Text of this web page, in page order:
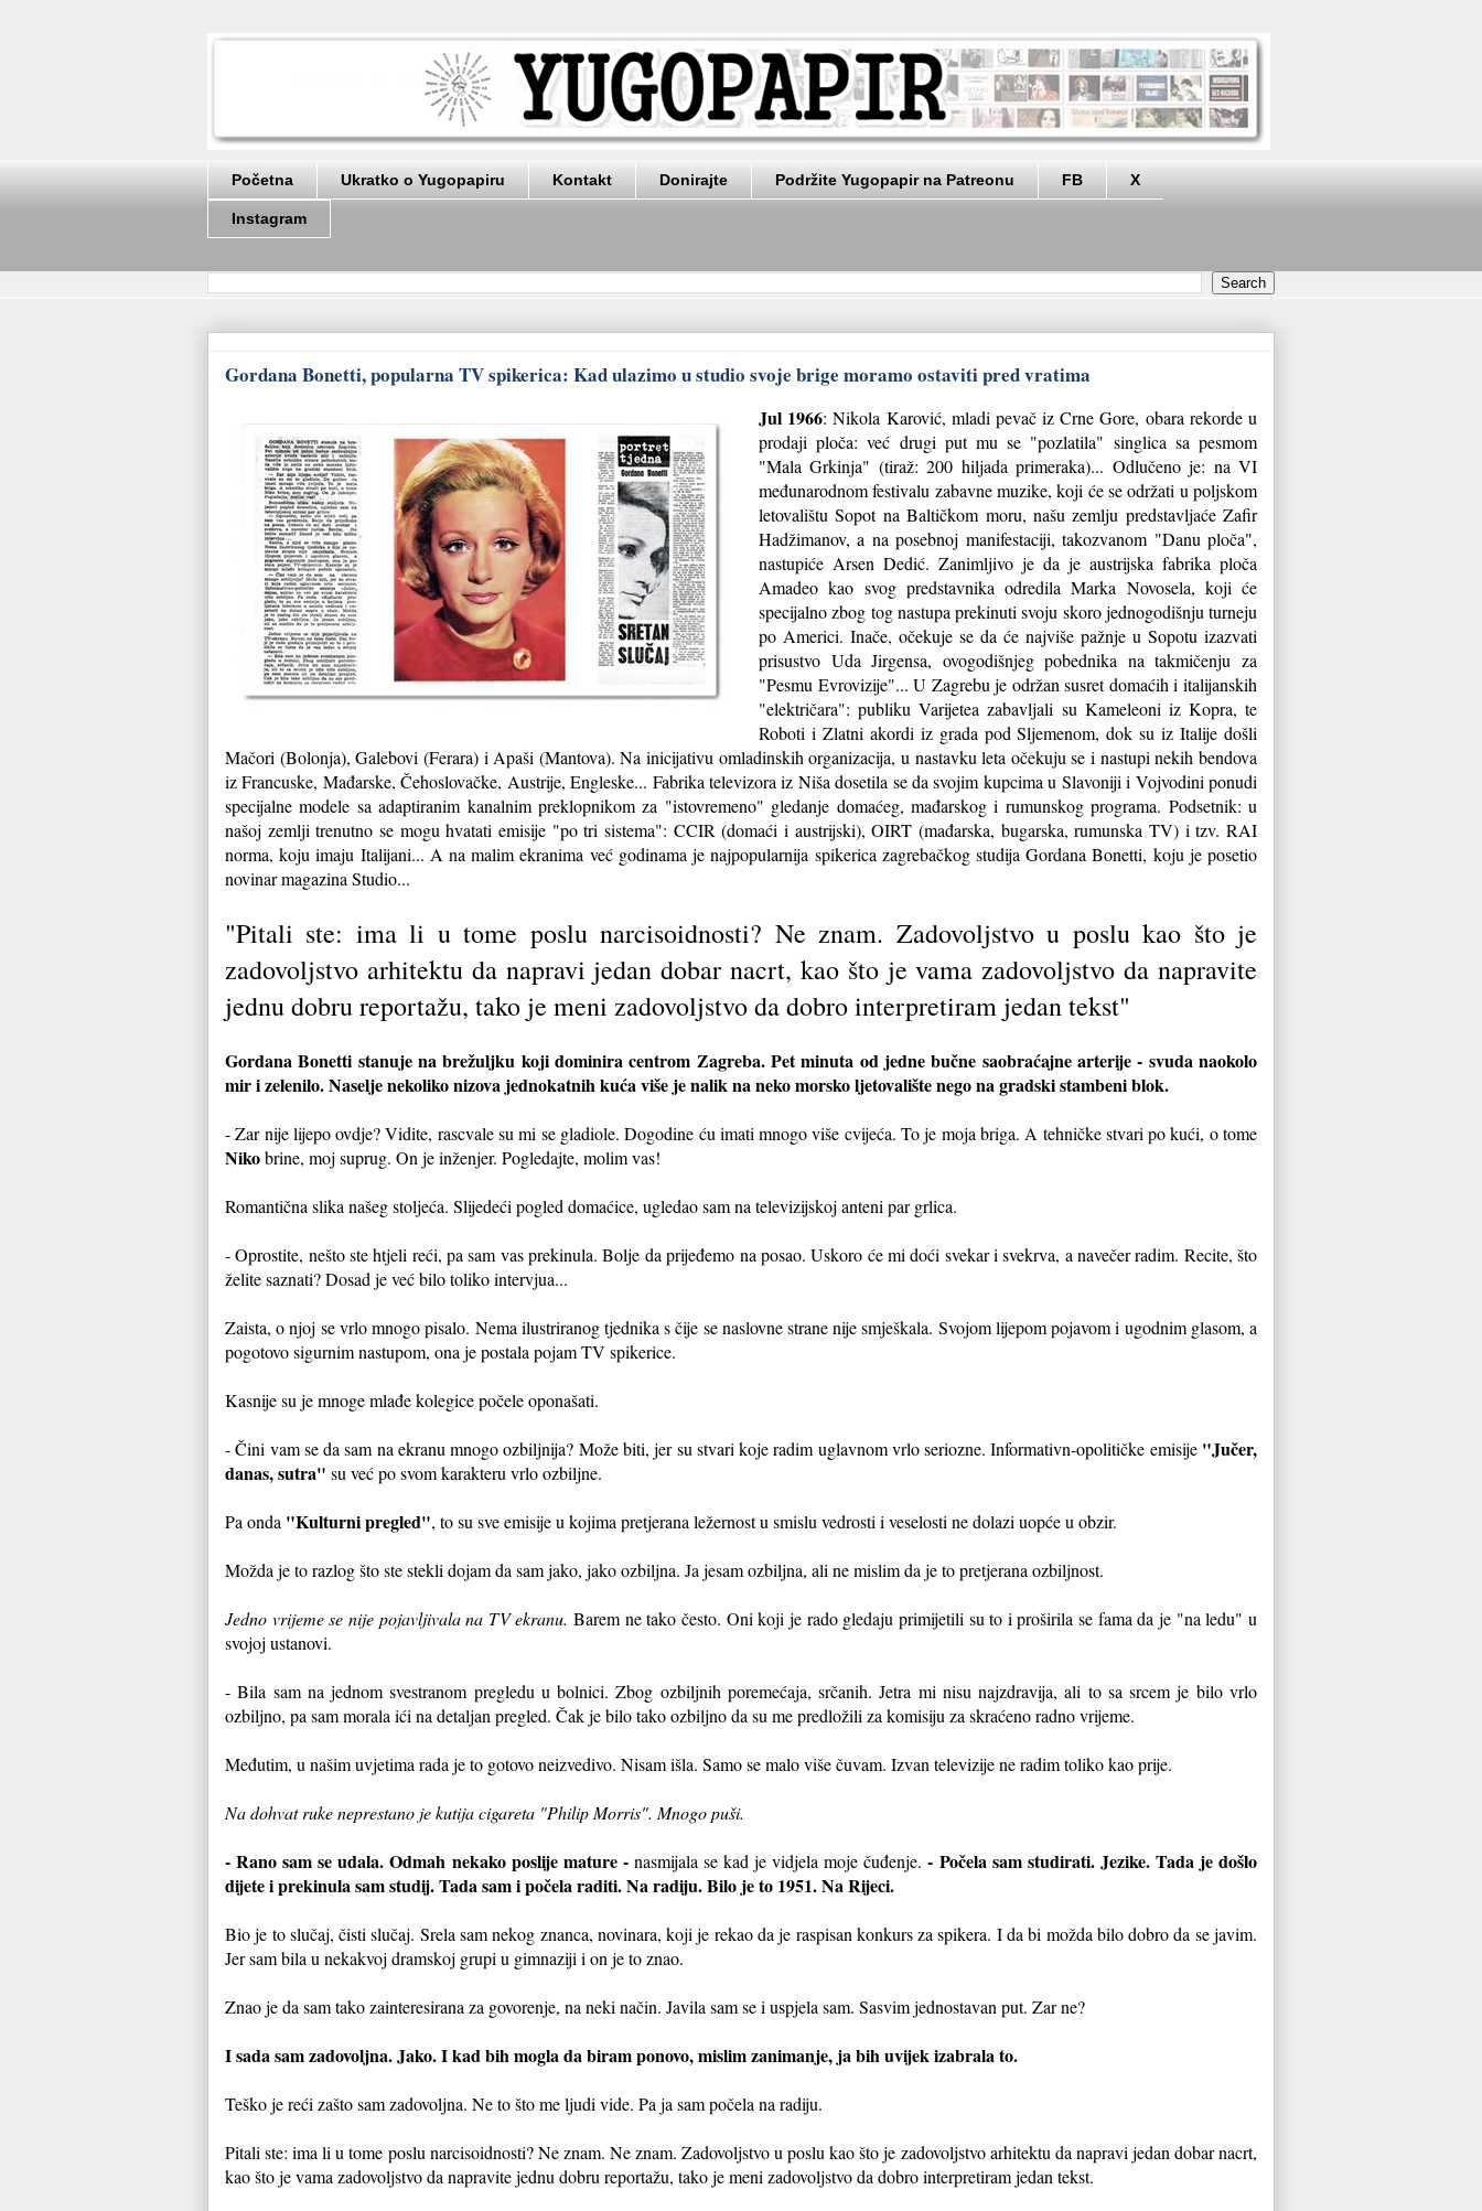
Početna Ukratko o Yugopapiru Kontakt Donirajte Podržite Yugopapir na Patreonu FB X
Instagram
Gordana Bonetti, popularna TV spikerica: Kad ulazimo u studio svoje brige moramo ostaviti pred vratima
Jul 1966: Nikola Karović, mladi pevač iz Crne Gore, obara rekorde u
prodaji ploča: već drugi put mu se "pozlatila" singlica sa pesmom
"Mala Grkinja" (tiraž: 200 hiljada primeraka)... Odlučeno je: na VI
međunarodnom festivalu zabavne muzike, koji će se održati u poljskom
letovalištu Sopot na Baltičkom moru, našu zemlju predstavljaće Zafir
Hadžimanov, a na posebnoj manifestaciji, takozvanom "Danu ploča",
nastupiće Arsen Dedić. Zanimljivo je da je austrijska fabrika ploča
Amadeo kao svog predstavnika odredila Marka Novosela, koji će
specijalno zbog tog nastupa prekinuti svoju skoro jednogodišnju turneju
po Americi. Inače, očekuje se da će najviše pažnje u Sopotu izazvati
prisustvo Uda Jirgensa, ovogodišnjeg pobednika na takmičenju za
"Pesmu Evrovizije"... U Zagrebu je održan susret domaćih i italijanskih
"električara": publiku Varijetea zabavljali su Kameleoni iz Kopra, te
Roboti i Zlatni akordi iz grada pod Sljemenom, dok su iz Italije došli
Mačori (Bolonja), Galebovi (Ferara) i Apaši (Mantova). Na inicijativu omladinskih organizacija, u nastavku leta očekuju se i nastupi nekih bendova
iz Francuske, Mađarske, Čehoslovačke, Austrije, Engleske... Fabrika televizora iz Niša dosetila se da svojim kupcima u Slavoniji i Vojvodini ponudi
specijalne modele sa adaptiranim kanalnim preklopnikom za "istovremeno" gledanje domaćeg, mađarskog i rumunskog programa. Podsetnik: u
našoj zemlji trenutno se mogu hvatati emisije "po tri sistema": CCIR (domaći i austrijski), OIRT (mađarska, bugarska, rumunska TV) i tzv. RAI
norma, koju imaju Italijani... A na malim ekranima već godinama je najpopularnija spikerica zagrebačkog studija Gordana Bonetti, koju je posetio
novinar magazina Studio...
"Pitali ste: ima li u tome poslu narcisoidnosti? Ne znam. Zadovoljstvo u poslu kao što je
zadovoljstvo arhitektu da napravi jedan dobar nacrt, kao što je vama zadovoljstvo da napravite
jednu dobru reportažu, tako je meni zadovoljstvo da dobro interpretiram jedan tekst"
Gordana Bonetti stanuje na brežuljku koji dominira centrom Zagreba. Pet minuta od jedne bučne saobraćajne arterije - svuda naokolo
mir i zelenilo. Naselje nekoliko nizova jednokatnih kuća više je nalik na neko morsko ljetovalište nego na gradski stambeni blok.
- Zar nije lijepo ovdje? Vidite, rascvale su mi se gladiole. Dogodine ću imati mnogo više cvijeća. To je moja briga. A tehničke stvari po kući, o tome
Nikobrine, moj suprug. On je inženjer. Pogledajte, molim vas!
Romantična slika našeg stoljeća. Slijedeći pogled domaćice, ugledao sam na televizijskoj anteni par grlica.
- Oprostite, nešto ste htjeli reći, pa sam vas prekinula. Bolje da prijeđemo na posao. Uskoro će mi doći svekar i svekrva, a navečer radim. Recite, što
želite saznati? Dosad je već bilo toliko intervjua...
Zaista, o njoj se vrlo mnogo pisalo. Nema ilustriranog tjednika s čije se naslovne strane nije smješkala. Svojom lijepom pojavom i ugodnim glasom, a
pogotovo sigurnim nastupom, ona je postala pojam TV spikerice.
Kasnije su je mnoge mlađe kolegice počele oponašati.
- Čini vam se da sam na ekranu mnogo ozbiljnija? Može biti, jer su stvari koje radim uglavnom vrlo seriozne. Informativn-opolitičke emisije "Jučer,
danas, sutra" su već po svom karakteru vrlo ozbiljne.
Pa onda "Kulturni pregled", to su sve emisije u kojima pretjerana ležernost u smislu vedrosti i veselosti ne dolazi uopće u obzir.
Možda je to razlog što ste stekli dojam da sam jako, jako ozbiljna. Ja jesam ozbiljna, ali ne mislim da je to pretjerana ozbiljnost.
Jedno vrijeme se nije pojavljivala na TV ekranu. Barem ne tako često. Oni koji je rado gledaju primijetili su to i proširila se fama da je "na ledu" u
svojoj ustanovi.
- Bila sam na jednom svestranom pregledu u bolnici. Zbog ozbiljnih poremećaja, srčanih. Jetra mi nisu najzdravija, ali to sa srcem je bilo vrlo
ozbiljno, pa sam morala ići na detaljan pregled. Čak je bilo tako ozbiljno da su me predložili za komisiju za skraćeno radno vrijeme.
Međutim, u našim uvjetima rada je to gotovo neizvedivo. Nisam išla. Samo se malo više čuvam. Izvan televizije ne radim toliko kao prije.
Na dohvat ruke neprestano je kutija cigareta "Philip Morris". Mnogo puši.
- Rano sam se udala. Odmah nekako poslije mature - nasmijala se kad je vidjela moje čuđenje.- Počela sam studirati. Jezike. Tada je došlo
dijete i prekinula sam studij. Tada sam i počela raditi. Na radiju. Bilo je to 1951. Na Rijeci.
Bio je to slučaj, čisti slučaj. Srela sam nekog znanca, novinara, koji je rekao da je raspisan konkurs za spikera. I da bi možda bilo dobro da se javim.
Jer sam bila u nekakvoj dramskoj grupi u gimnaziji i on je to znao.
Znao je da sam tako zainteresirana za govorenje, na neki način. Javila sam se i uspjela sam. Sasvim jednostavan put. Zar ne?
I sada sam zadovoljna. Jako. I kad bih mogla da biram ponovo, mislim zanimanje, ja bih uvijek izabrala to.
Teško je reći zašto sam zadovoljna. Ne to što me ljudi vide. Pa ja sam počela na radiju.
Pitali ste: ima li u tome poslu narcisoidnosti? Ne znam. Ne znam. Zadovoljstvo u poslu kao što je zadovoljstvo arhitektu da napravi jedan dobar nacrt,
kao što je vama zadovoljstvo da napravite jednu dobru reportažu, tako je meni zadovoljstvo da dobro interpretiram jedan tekst.